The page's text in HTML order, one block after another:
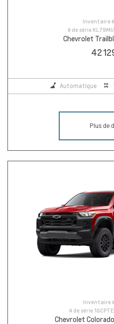
Inventaire #
# de série
Chevrolet
42
Automatique
Plus de
Inventaire
# de série
Chevrolet